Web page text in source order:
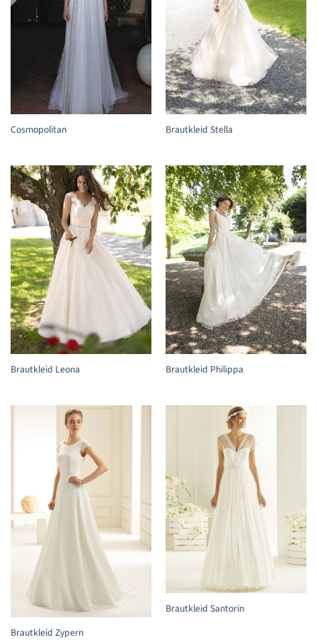
Cosmopolitan Brautkleid Stella
Brautkleid Leona Brautkleid Philippa
Brautkleid Zypern
Brautkleid Santorin